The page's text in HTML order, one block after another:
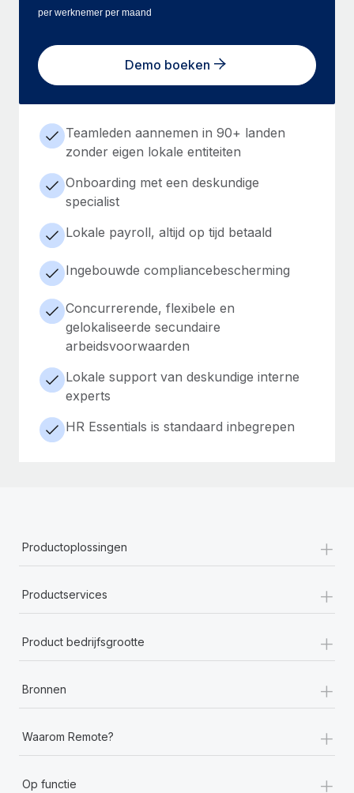
per werknemer per maand
Demo boeken
Teamleden aannemen in 90+ landen
zonder eigen lokale entiteiten
Onboarding met een deskundige
specialist
Lokale payroll, altijd op tijd betaald
Ingebouwde compliancebescherming
Concurrerende, flexibele en
gelokaliseerde secundaire
arbeidsvoorwaarden
Lokale support van deskundige interne
experts
HR Essentials is standaard inbegrepen
Productoplossingen +
Productservices +
Product bedrijfsgrootte +
Bronnen +
Waarom Remote? +
Op functie +